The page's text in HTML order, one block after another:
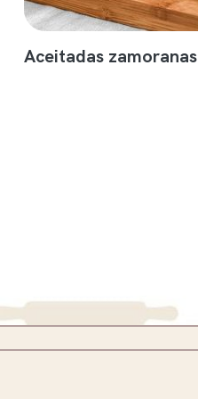
Aceitadas zamoranas